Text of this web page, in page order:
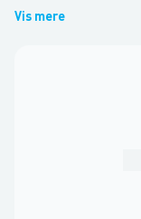
Vis mere